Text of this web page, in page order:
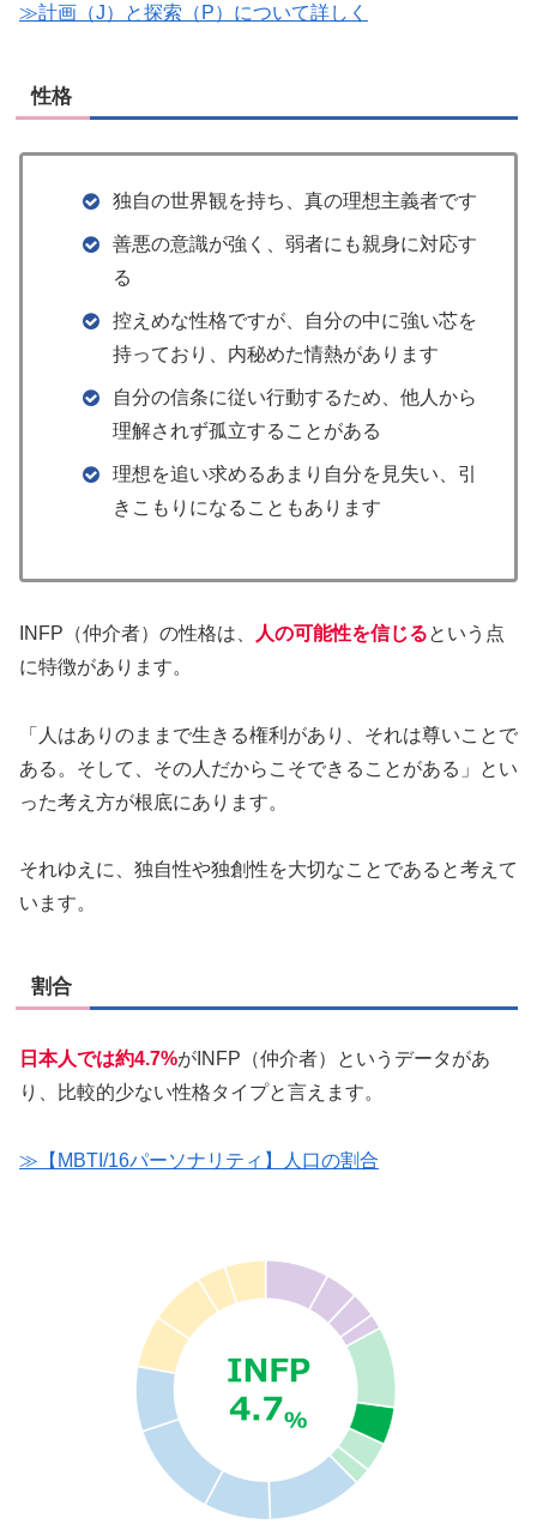
≫計画（J）と探索（P）について詳しく
性格
独自の世界観を持ち​、真の理想主義者です​
善悪の意識が強く、弱者にも​親身に対応す
る​
控えめな性格ですが、自分の中に​強い芯を
持っており、内秘めた​情熱があります​
自分の信条に従い行動するため、​他人から
理解されず孤立する​ことがある​
理想を追い求めるあまり自分を​見失い、引
きこもりになることも​あります
INFP（仲介者）の性格は、 人の可能性を信じるという点
に特徴があります。
「人はありのままで生きる権利があり、それは尊いことで
ある。そして、その人だからこそできることがある」とい
った考え方が根底にあります。
それゆえに、独自性や独創性を大切なことであると考えて
います。
割合
日本人では約4.7%がINFP（仲介者）というデータがあ
り、比較的少ない性格タイプと言えます。
≫【MBTI/16パーソナリティ】人口の割合